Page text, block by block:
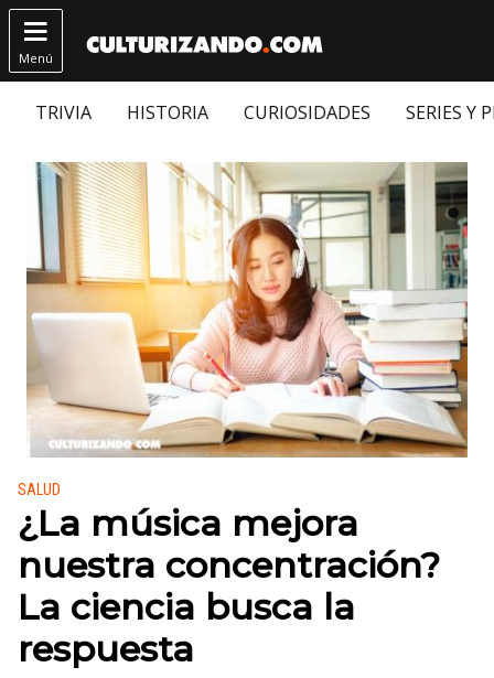

Menú
TRIVIA HISTORIA CURIOSIDADES SERIES Y
Publicado en:
SALUD
¿La música mejora
nuestra concentración?
La ciencia busca la
respuesta